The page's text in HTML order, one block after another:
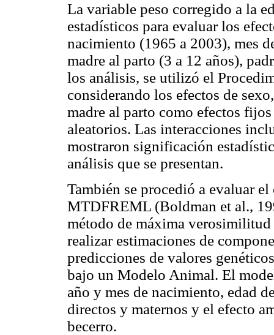
La variable peso corregido a la
estadísticos para evaluar los
nacimiento (1965 a 2003), mes
madre al parto (3 a 12 años),
los análisis, se utilizó el
considerando los efectos de
madre al parto como efectos
aleatorios. Las interacciones
mostraron significación
análisis que se presentan.
También se procedió a evaluar
MTDFREML (Boldman et al.,
método de máxima
realizar estimaciones de
predicciones de valores
bajo un Modelo Animal. El
año y mes de nacimiento, edad
directos y maternos y el efecto
becerro.